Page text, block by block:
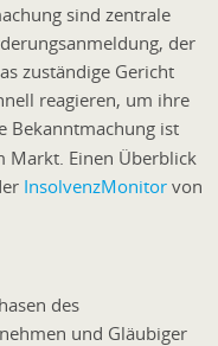
sind zentrale
der
zuständige Gericht
reagieren, um ihre
Bekanntmachung ist
Markt. Einen Überblick
InsolvenzMonitor von
des
und Gläubiger